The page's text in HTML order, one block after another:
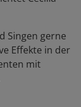
Singen gerne
Effekte in der
mit